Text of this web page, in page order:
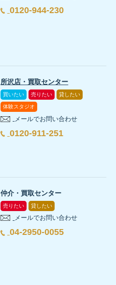
0120-944-230
所沢店・買取センター
買いたい 売りたい 貸したい
体験スタジオ
メールでお問い合わせ
0120-911-251
仲介・買取センター
売りたい 貸したい
メールでお問い合わせ
04-2950-0055